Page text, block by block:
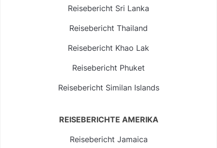
Reisebericht Sri Lanka
Reisebericht Thailand
Reisebericht Khao Lak
Reisebericht Phuket
Reisebericht Similan Islands
REISEBERICHTE AMERIKA
Reisebericht Jamaica